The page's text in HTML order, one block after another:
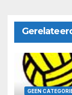
GEEN